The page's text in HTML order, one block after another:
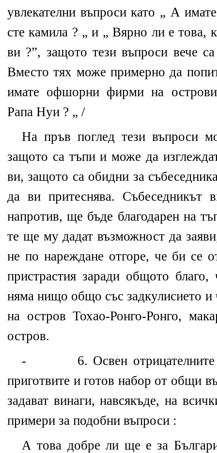
увлекателни въпроси като „ А
сте камила ? „ и „ Вярно ли е това,
ви ?”, защото тези въпроси вече
Вместо тях може примерно да
имате офшорни фирми на
Рапа Нуи ? „ /
На пръв поглед тези въпроси
защото са тъпи и може да
ви, защото са обидни за
да ви притеснява.
напротив, ще бъде благодарен на
те ще му дадат възможност да
не по нареждане отгоре, че би се
пристрастия заради общото
няма нищо общо със задкулисието
на остров Тохао-Ронго-Ронго,
остров.
- 6. Освен отрицателните
приготвите и готов набор от общи
задават винаги, навсякъде, на
примери за подобни въпроси :
А това добре ли ще е за